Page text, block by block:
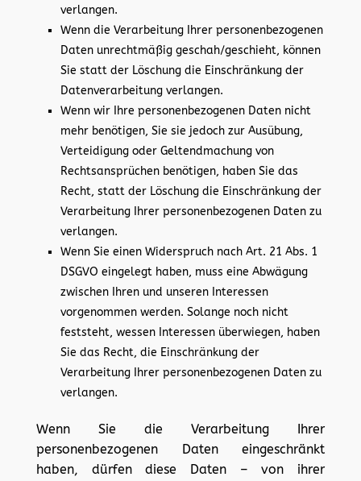
verlangen.
Wenn die Verarbeitung Ihrer personenbezogenen
Daten unrechtmäßig geschah/geschieht, können
Sie statt der Löschung die Einschränkung der
Datenverarbeitung verlangen.
Wenn wir Ihre personenbezogenen Daten nicht
mehr benötigen, Sie sie jedoch zur Ausübung,
Verteidigung oder Geltendmachung von
Rechtsansprüchen benötigen, haben Sie das
Recht, statt der Löschung die Einschränkung der
Verarbeitung Ihrer personenbezogenen Daten zu
verlangen.
Wenn Sie einen Widerspruch nach Art. 21 Abs. 1
DSGVO eingelegt haben, muss eine Abwägung
zwischen Ihren und unseren Interessen
vorgenommen werden. Solange noch nicht
feststeht, wessen Interessen überwiegen, haben
Sie das Recht, die Einschränkung der
Verarbeitung Ihrer personenbezogenen Daten zu
verlangen.
Wenn Sie die Verarbeitung Ihrer
personenbezogenen Daten eingeschränkt
haben, dürfen diese Daten – von ihrer